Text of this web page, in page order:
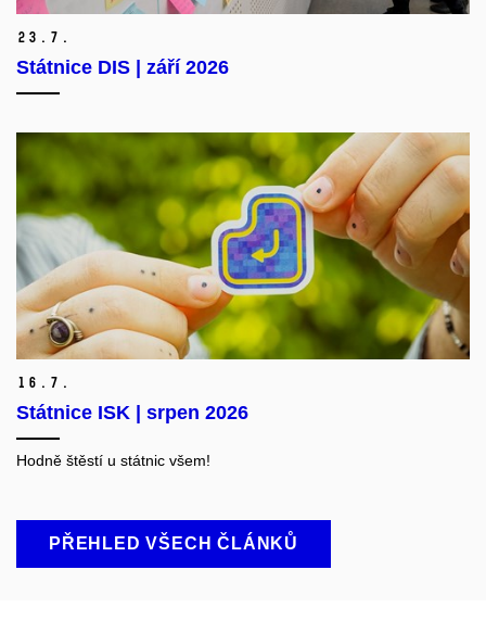
23. 7.
Státnice DIS | září 2026
16. 7.
Státnice ISK | srpen 2026
Hodně štěstí u státnic všem!
PŘEHLED VŠECH ČLÁNKŮ